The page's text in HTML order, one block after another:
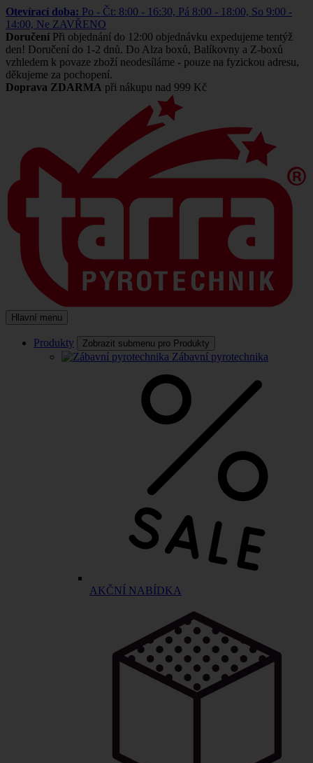
Otevírací doba: Po - Čt: 8:00 - 16:30, Pá 8:00 - 18:00, So 9:00 -
14:00, Ne ZAVŘENO
Doručení Při objednání do 12:00 objednávku expedujeme tentýž
den! Doručení do 1-2 dnů. Do Alza boxů, Balíkovny a Z-boxů
vzhledem k povaze zboží neodesíláme - pouze na fyzickou adresu,
děkujeme za pochopení.
Doprava ZDARMA při nákupu nad 999 Kč
Hlavní menu
Produkty Zobrazit submenu pro Produkty
Zábavní pyrotechnika
AKČNÍ NABÍDKA